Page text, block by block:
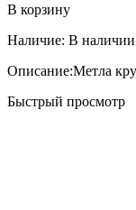
В корзину
Наличие: В наличии
Описание:Метла
Быстрый просмотр